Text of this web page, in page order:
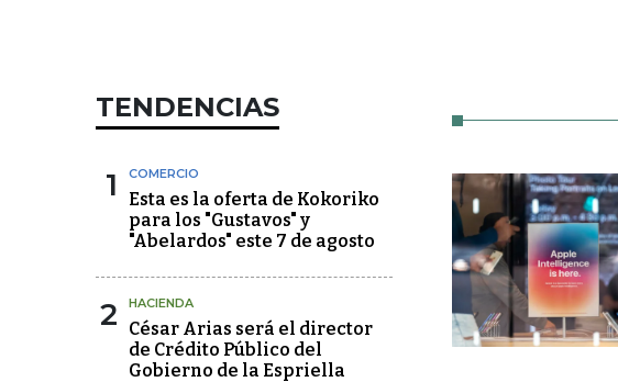
TENDENCIAS
1 COMERCIO
Esta es la oferta de Kokoriko
para los "Gustavos" y
"Abelardos" este 7 de agosto
2 HACIENDA
César Arias será el director
de Crédito Público del
Gobierno de la Espriella